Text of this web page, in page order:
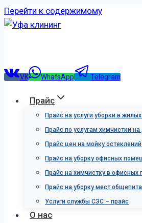
Перейти к содержимому
VK WhatsApp Telegram
Прайс
Прайс на услуги уборки в
Прайс по услугам химчистки
Прайс цен на мойку
Прайс на уборку офисных
Прайс на химчистку в
Прайс на уборку мест общепита
Услуги службы СЭС – прайс
О нас